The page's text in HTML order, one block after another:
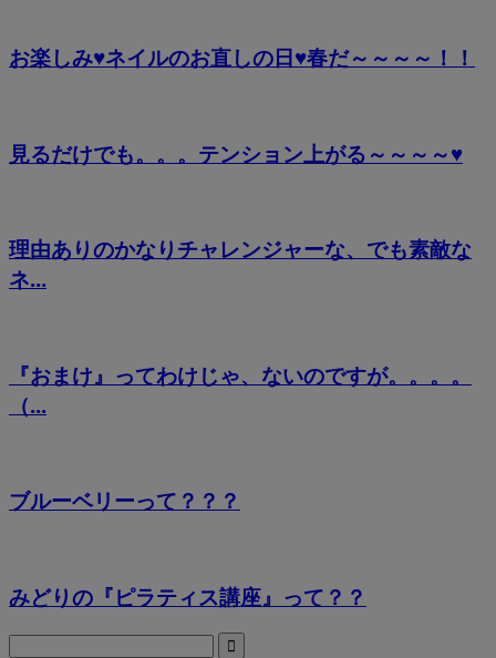
お楽しみ♥ネイルのお直しの日♥春だ～～～～！！
見るだけでも。。。テンション上がる～～～～♥
理由ありのかなりチャレンジャーな、でも素敵な
ネ...
『おまけ』ってわけじゃ、ないのですが。。。。
（...
ブルーベリーって？？？
みどりの『ピラティス講座』って？？